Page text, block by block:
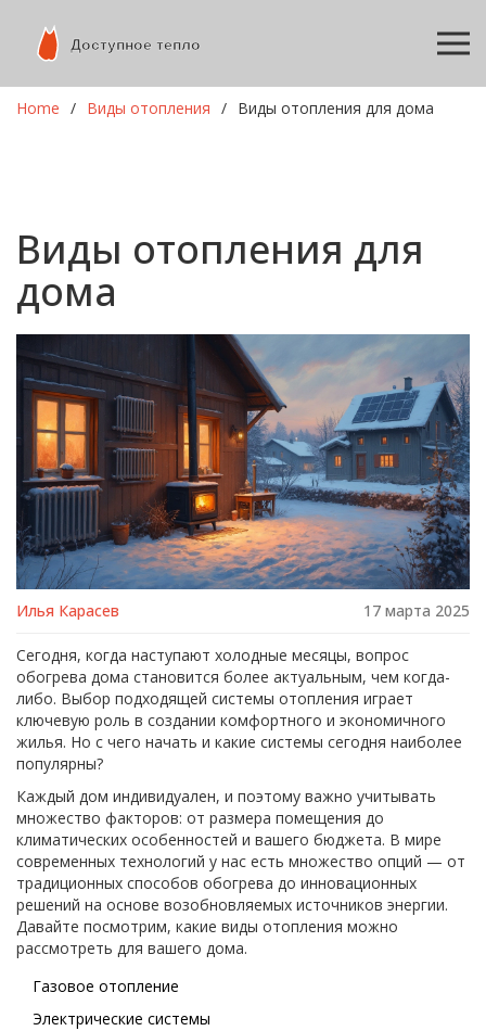
Home Виды отопления Виды отопления для дома
Виды отопления для
дома
Илья Карасев 17 марта 2025
Сегодня, когда наступают холодные месяцы, вопрос
обогрева дома становится более актуальным, чем когда-
либо. Выбор подходящей системы отопления играет
ключевую роль в создании комфортного и экономичного
жилья. Но с чего начать и какие системы сегодня наиболее
популярны?
Каждый дом индивидуален, и поэтому важно учитывать
множество факторов: от размера помещения до
климатических особенностей и вашего бюджета. В мире
современных технологий у нас есть множество опций — от
традиционных способов обогрева до инновационных
решений на основе возобновляемых источников энергии.
Давайте посмотрим, какие виды отопления можно
рассмотреть для вашего дома.
Газовое отопление
Электрические системы